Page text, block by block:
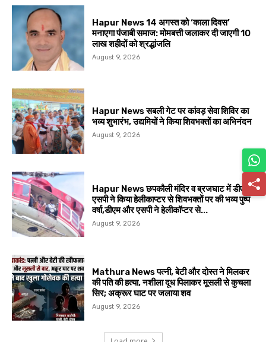
Hapur News 14 अगस्त को ‘काला दिवस’
मनाएगा पंजाबी समाज: मोमबत्ती जलाकर दी जाएगी 10
लाख शहीदों को श्रद्धांजलि
August 9, 2026
Hapur News सबली गेट पर कांवड़ सेवा शिविर का
भव्य शुभारंभ, उद्यमियों ने किया शिवभक्तों का अभिनंदन
August 9, 2026
Hapur News छपकौली मंदिर व ब्रजघाट में डीएम,
एसपी ने किया हेलीकाप्टर से शिवभक्तों पर की भव्य पुष्प
वर्षा,डीएम और एसपी ने हेलीकॉप्टर से...
August 9, 2026
Mathura News पत्नी, बेटी और दोस्त ने मिलकर
की पति की हत्या, नशीला दूध पिलाकर मूसली से कुचला
सिर; अक्रूर घाट पर जलाया शव
August 9, 2026